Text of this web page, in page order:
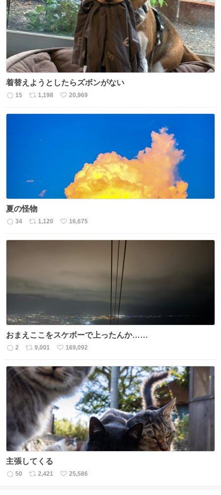
ト
数
数
着替えようとしたらズボンがない
返
15
リ
1,198
い
20,969
夏の怪物
返
34
リ
1,120
い
16,675
おまえここをスケボーで上ったんか……
返
数
2
リ
ス
ト
数
9,001
い
ね
数
169,092
主張してくる
返
50
リ
2,421
い
25,586